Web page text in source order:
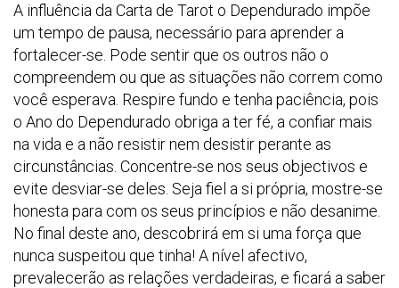
A influência da Carta de Tarot o Dependurado impõe
um tempo de pausa, necessário para aprender a
fortalecer-se. Pode sentir que os outros não o
compreendem ou que as situações não correm como
você esperava. Respire fundo e tenha paciência, pois
o Ano do Dependurado obriga a ter fé, a confiar mais
na vida e a não resistir nem desistir perante as
circunstâncias. Concentre-se nos seus objectivos e
evite desviar-se deles. Seja fiel a si própria, mostre-se
honesta para com os seus princípios e não desanime.
No final deste ano, descobrirá em si uma força que
nunca suspeitou que tinha! A nível afectivo,
prevalecerão as relações verdadeiras, e ficará a saber